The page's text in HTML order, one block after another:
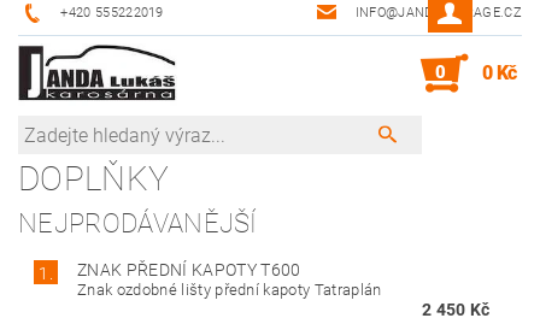
+420 555222019 INFO@JANDA-GARAGE.CZ
0 0 Kč
DOPLŇKY
NEJPRODÁVANĚJŠÍ
1. ZNAK PŘEDNÍ KAPOTY T600
Znak ozdobné lišty přední kapoty Tatraplán
2 450 Kč